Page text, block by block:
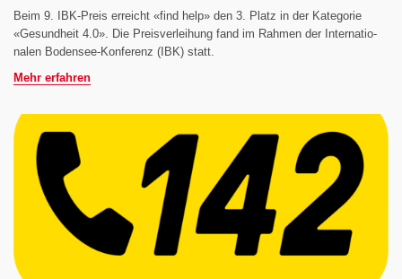
Beim 9. IBK-Preis erreicht «find help» den 3. Platz in der Kategorie
«Gesund­heit 4.0». Die Preis­verlei­hung fand im Rahmen der Inter­natio­
nalen Bodensee-Konferenz (IBK) statt.
Mehr erfahren